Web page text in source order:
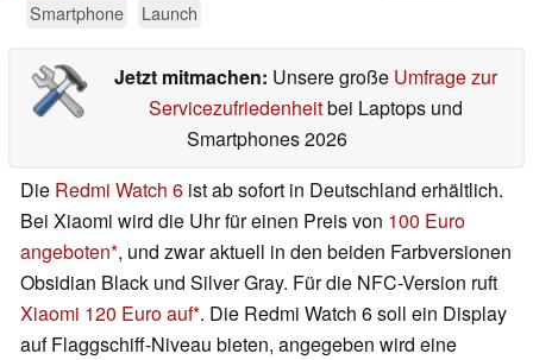
Smartphone
Launch
Jetzt mitmachen: Unsere große Umfrage zur
Servicezufriedenheitbei Laptops und
Smartphones 2026
Die Redmi Watch 6 ist ab sofort in Deutschland erhältlich.
Bei Xiaomi wird die Uhr für einen Preis von 100 Euro
angeboten , und zwar aktuell in den beiden Farbversionen
Obsidian Black und Silver Gray. Für die NFC-Version ruft
Xiaomi 120 Euro auf . Die Redmi Watch 6 soll ein Display
auf Flaggschiff-Niveau bieten, angegeben wird eine